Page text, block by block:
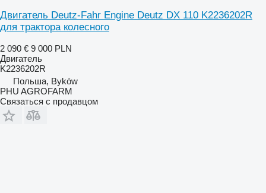
Двигатель Deutz-Fahr Engine Deutz DX 110 K2236202R
для трактора колесного
2 090 € 9 000 PLN
Двигатель
K2236202R
Польша, Byków
PHU AGROFARM
Связаться с продавцом